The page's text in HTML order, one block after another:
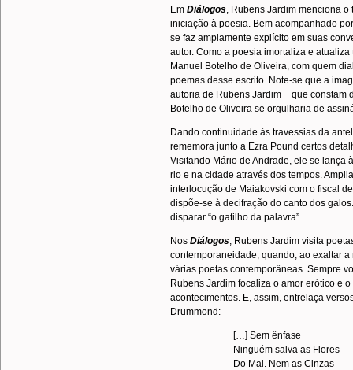
Em Diálogos, Rubens Jardim menciona
iniciação à poesia. Bem acompanhado
se faz amplamente explícito em suas
autor. Como a poesia imortaliza e
Manuel Botelho de Oliveira, com quem
poemas desse escrito. Note-se que a
autoria de Rubens Jardim − que constam
Botelho de Oliveira se orgulharia de
Dando continuidade às travessias da
rememora junto a Ezra Pound certos
Visitando Mário de Andrade, ele se lança
rio e na cidade através dos tempos.
interlocução de Maiakovski com o fiscal
dispõe-se à decifração do canto dos
disparar “o gatilho da palavra”.
Nos Diálogos, Rubens Jardim visita
contemporaneidade, quando, ao exaltar
várias poetas contemporâneas. Sempre
Rubens Jardim focaliza o amor erótico e
acontecimentos. E, assim, entrelaça
Drummond:
[…] Sem ênfase
Ninguém salva as Flores
Do Mal. Nem as Cinzas